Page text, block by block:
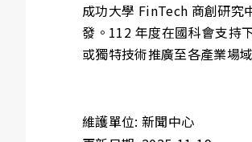
成功大學 FinTech 商創研究
發。112 年度在國科會支持
或獨特技術推廣至各產業場
維護單位: 新聞中心